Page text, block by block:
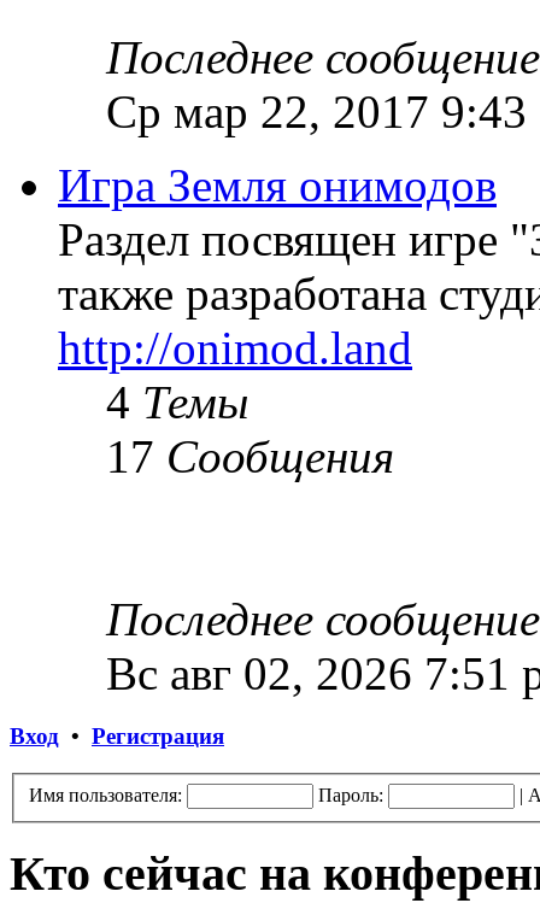
Последнее сообщение
Ср мар 22, 2017 9:43
Игра Земля онимодов
Раздел посвящен игре
также разработана
http://onimod.land
4 Темы
17 Сообщения
Последнее сообщение
Вс авг 02, 2026 7:51
Вход • Регистрация
Имя пользователя: Пароль: |
Кто сейчас на